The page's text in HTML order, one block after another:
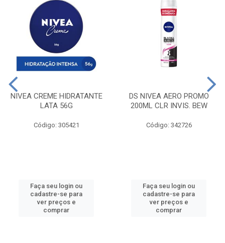
NIVEA CREME HIDRATANTE
LATA 56G
Código: 305421
Faça seu login ou
cadastre-se para
ver preços e
comprar
DS NIVEA AERO PROMO
200ML CLR INVIS. BEW
Código: 342726
Faça seu login ou
cadastre-se para
ver preços e
comprar